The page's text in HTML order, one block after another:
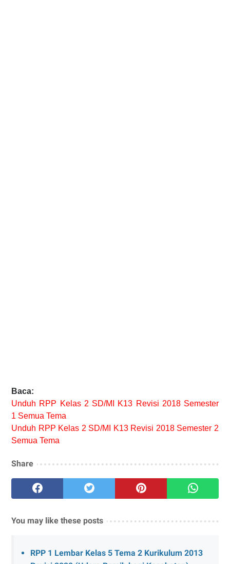
Baca:
Unduh RPP Kelas 2 SD/MI K13 Revisi 2018 Semester
1 Semua Tema
Unduh RPP Kelas 2 SD/MI K13 Revisi 2018 Semester 2
Semua Tema
Share
You may like these posts
RPP 1 Lembar Kelas 5 Tema 2 Kurikulum 2013